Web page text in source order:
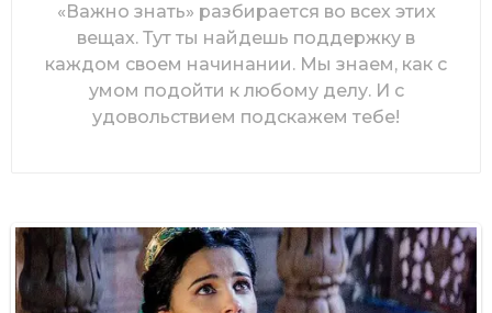
«Важно знать» разбирается во всех этих
вещах. Тут ты найдешь поддержку в
каждом своем начинании. Мы знаем, как с
умом подойти к любому делу. И с
удовольствием подскажем тебе!